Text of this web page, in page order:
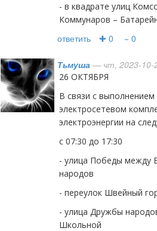
- в квадрате улиц
Коммунаров –
ответить ✚ 0 − 0
Тьмуша — чт, 2023-10-
26 ОКТЯБРЯ
В связи с
электросетевом
электроэнергии на
с 07:30 до 17:30
- улица Победы между
народов
- переулок Швейный
- улица Дружбы
Школьной